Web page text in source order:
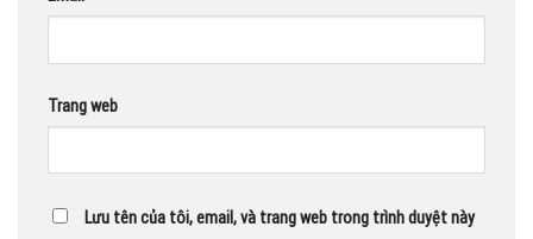
Trang web
Lưu tên của tôi, email, và trang web trong trình duyệt này